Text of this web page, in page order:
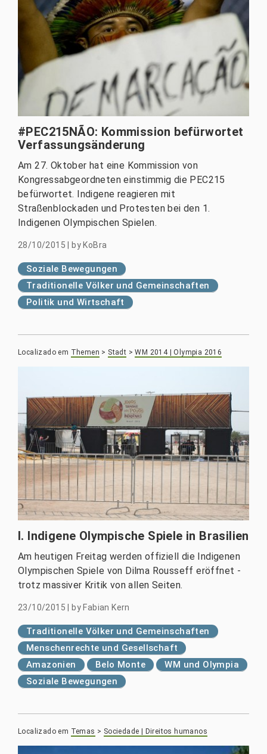
#PEC215NÃO: Kommission befürwortet
Verfassungsänderung
Am 27. Oktober hat eine Kommission von
Kongressabgeordneten einstimmig die PEC215
befürwortet. Indigene reagieren mit
Straßenblockaden und Protesten bei den 1.
Indigenen Olympischen Spielen.
28/10/2015 by KoBra
Soziale Bewegungen
Traditionelle Völker und Gemeinschaften
Politik und Wirtschaft
Localizado em Themen > Stadt >WM 2014 | Olympia 2016
I. Indigene Olympische Spiele in Brasilien
Am heutigen Freitag werden offiziell die Indigenen
Olympischen Spiele von Dilma Rousseff eröffnet -
trotz massiver Kritik von allen Seiten.
23/10/2015 by Fabian Kern
Traditionelle Völker und Gemeinschaften
Menschenrechte und Gesellschaft
Amazonien
Belo Monte
WM und Olympia
Soziale Bewegungen
Localizado em Temas > Sociedade | Direitos humanos